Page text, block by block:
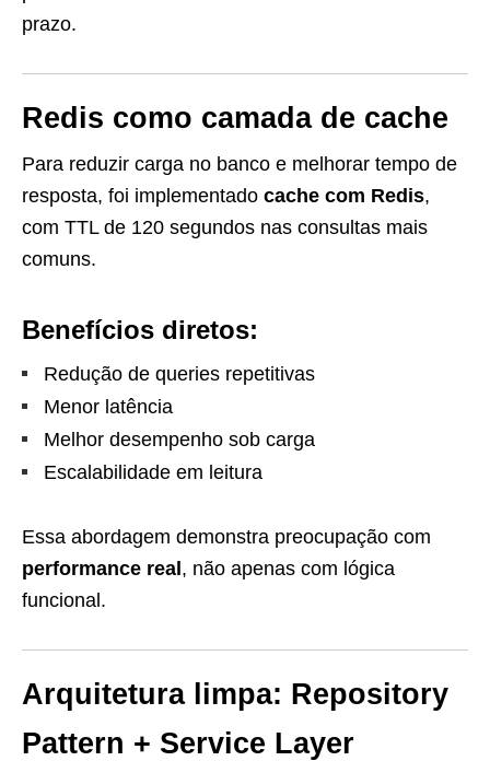
prazo.
Redis como camada de cache
Para reduzir carga no banco e melhorar tempo de
resposta, foi implementado cache com Redis,
com TTL de 120 segundos nas consultas mais
comuns.
Benefícios diretos:
Redução de queries repetitivas
Menor latência
Melhor desempenho sob carga
Escalabilidade em leitura
Essa abordagem demonstra preocupação com
performance real, não apenas com lógica
funcional.
Arquitetura limpa: Repository
Pattern + Service Layer